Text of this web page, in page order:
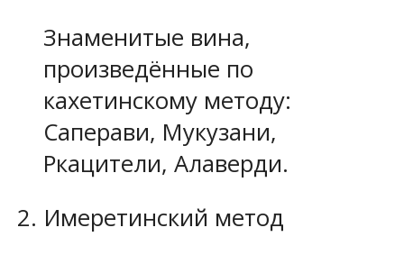
Знаменитые вина,
произведённые по
кахетинскому методу:
Саперави, Мукузани,
Ркацители, Алаверди.
Имеретинский метод